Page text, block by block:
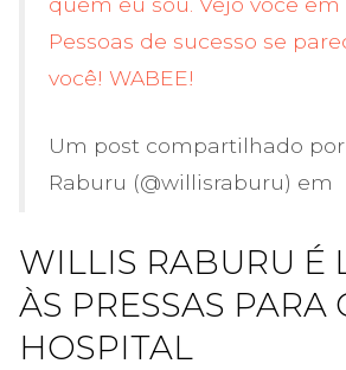
Pessoas de sucesso se
você! WABEE!
Um post compartilhado
Raburu (@willisraburu) em
WILLIS RABURU É
ÀS PRESSAS PARA
HOSPITAL